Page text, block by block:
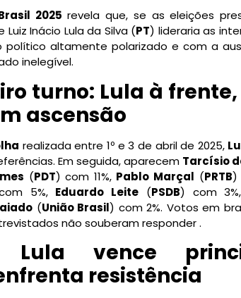
2025 revela que, se as eleições
Inácio Lula da Silva (PT) lideraria as
altamente polarizado e com a
inelegível.
turno: Lula à
ascensão
realizada entre 1º e 3 de abril de 2025,
Em seguida, aparecem Tarcísio
(PDT) com 11%, Pablo Marçal (PRTB)
5%, Eduardo Leite (PSDB) com 3%,
(União Brasil) com 2%. Votos em
não souberam responder .
Lula vence
resistência